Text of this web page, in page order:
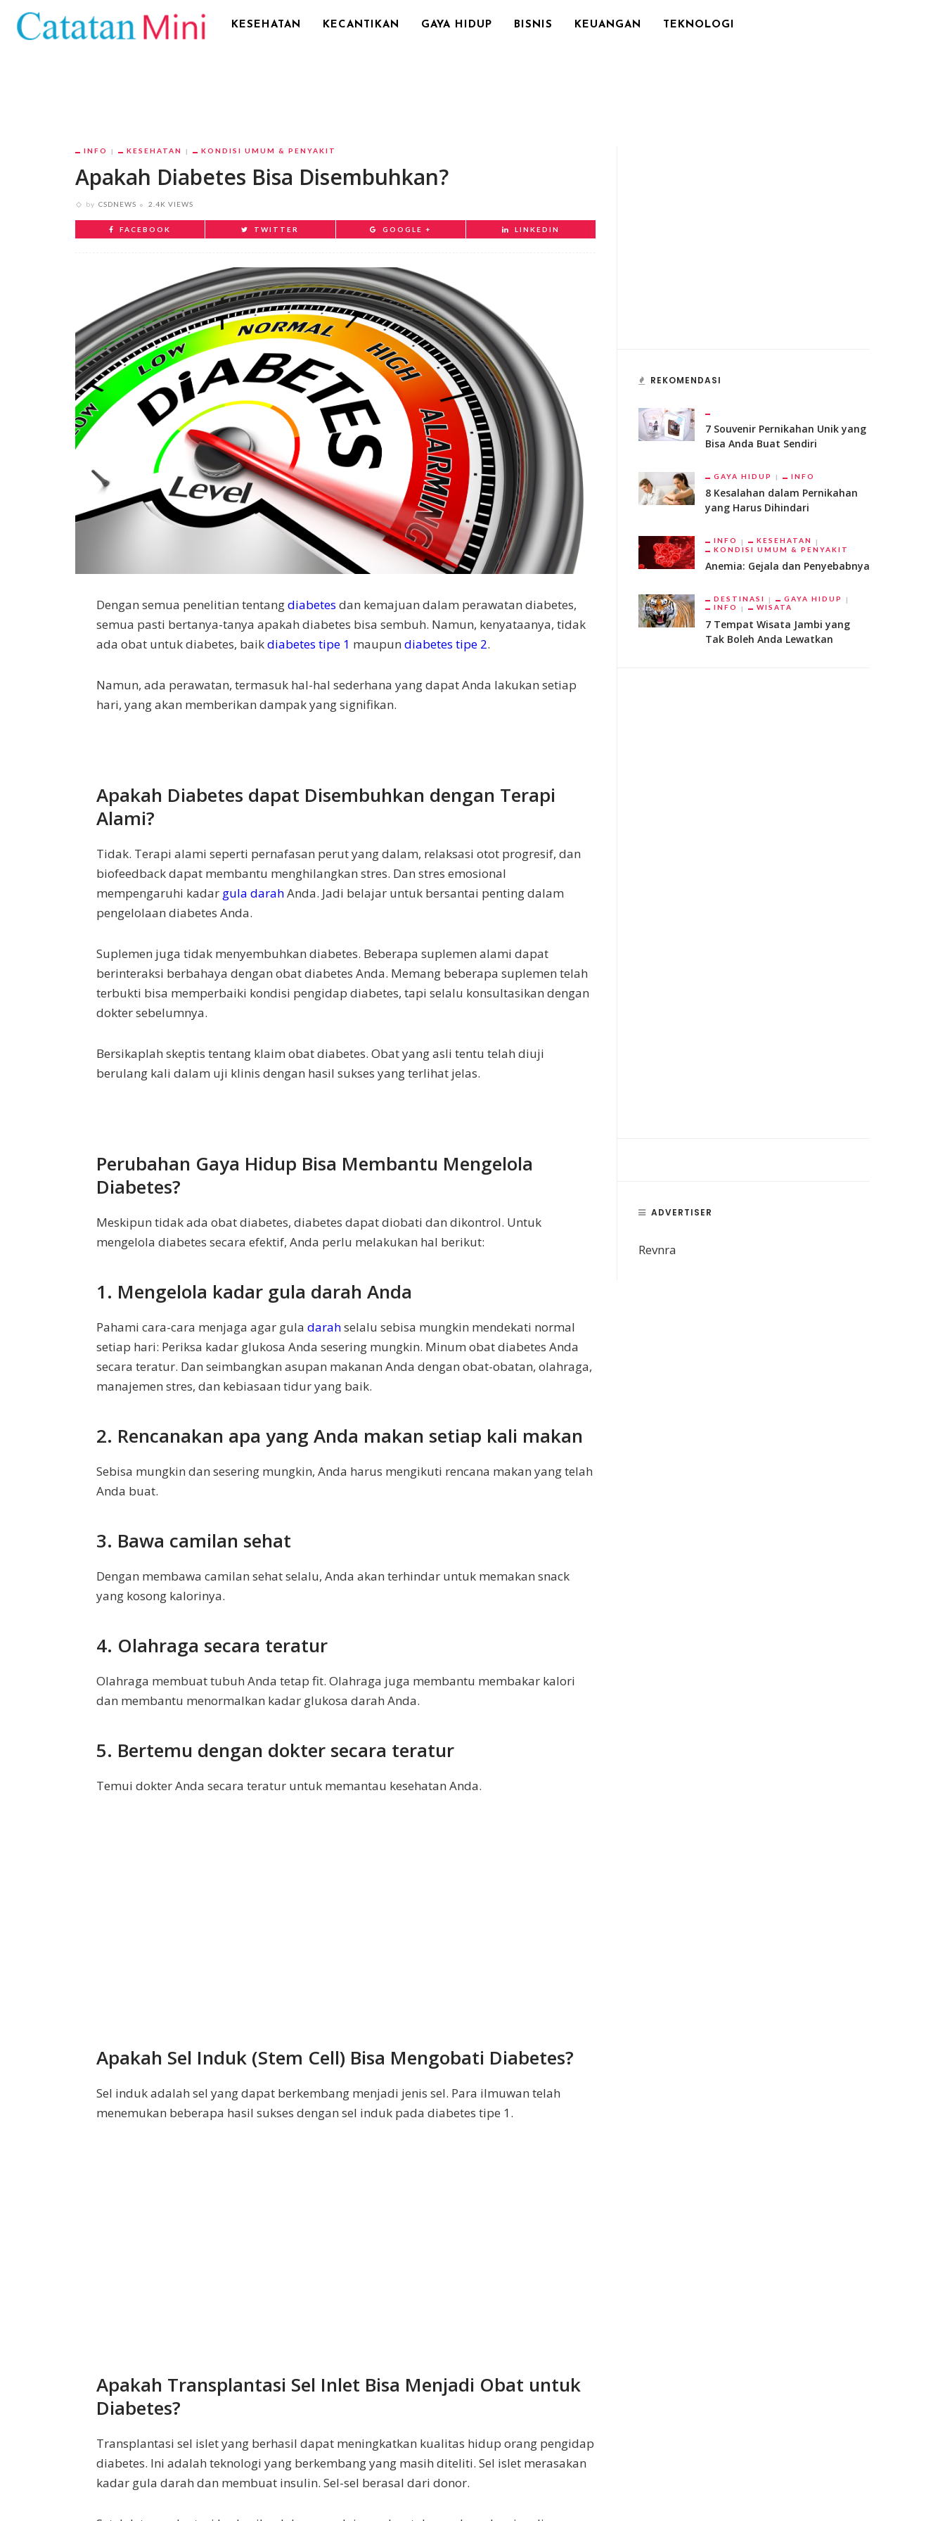
KESEHATAN KECANTIKAN GAYA HIDUP BISNIS KEUANGAN TEKNOLOGI
INFO KESEHATAN KONDISI UMUM & PENYAKIT
Apakah Diabetes Bisa Disembuhkan?
by CSDNEWS 2.4K VIEWS
FACEBOOK TWITTER GOOGLE + LINKEDIN
Dengan semua penelitian tentangdiabetes dan kemajuan dalam perawatan diabetes,
semua pasti bertanya-tanya apakah diabetes bisa sembuh. Namun, kenyataanya, tidak
ada obat untuk diabetes, baikdiabetes tipe 1 maupun diabetes tipe 2.
Namun, ada perawatan, termasuk hal-hal sederhana yang dapat Anda lakukan setiap
hari, yang akan memberikan dampak yang signifikan.
Apakah Diabetes dapat Disembuhkan dengan Terapi
Alami?
Tidak. Terapi alami seperti pernafasan perut yang dalam, relaksasi otot progresif, dan
biofeedback dapat membantu menghilangkan stres. Dan stres emosional
mempengaruhi kadar gula darahAnda. Jadi belajar untuk bersantai penting dalam
pengelolaan diabetes Anda.
Suplemen juga tidak menyembuhkan diabetes. Beberapa suplemen alami dapat
berinteraksi berbahaya dengan obat diabetes Anda. Memang beberapa suplemen telah
terbukti bisa memperbaiki kondisi pengidap diabetes, tapi selalu konsultasikan dengan
dokter sebelumnya.
Bersikaplah skeptis tentang klaim obat diabetes. Obat yang asli tentu telah diuji
berulang kali dalam uji klinis dengan hasil sukses yang terlihat jelas.
Perubahan Gaya Hidup Bisa Membantu Mengelola
Diabetes?
Meskipun tidak ada obat diabetes, diabetes dapat diobati dan dikontrol. Untuk
mengelola diabetes secara efektif, Anda perlu melakukan hal berikut:
1. Mengelola kadar gula darah Anda
Pahami cara-cara menjaga agar gula darahselalu sebisa mungkin mendekati normal
setiap hari: Periksa kadar glukosa Anda sesering mungkin. Minum obat diabetes Anda
secara teratur. Dan seimbangkan asupan makanan Anda dengan obat-obatan, olahraga,
manajemen stres, dan kebiasaan tidur yang baik.
2. Rencanakan apa yang Anda makan setiap kali makan
Sebisa mungkin dan sesering mungkin, Anda harus mengikuti rencana makan yang telah
Anda buat.
3. Bawa camilan sehat
Dengan membawa camilan sehat selalu, Anda akan terhindar untuk memakan snack
yang kosong kalorinya.
4. Olahraga secara teratur
Olahraga membuat tubuh Anda tetap fit. Olahraga juga membantu membakar kalori
dan membantu menormalkan kadar glukosa darah Anda.
5. Bertemu dengan dokter secara teratur
Temui dokter Anda secara teratur untuk memantau kesehatan Anda.
Apakah Sel Induk (Stem Cell) Bisa Mengobati Diabetes?
Sel induk adalah sel yang dapat berkembang menjadi jenis sel. Para ilmuwan telah
menemukan beberapa hasil sukses dengan sel induk pada diabetes tipe 1.
Apakah Transplantasi Sel Inlet Bisa Menjadi Obat untuk
Diabetes?
Transplantasi sel islet yang berhasil dapat meningkatkan kualitas hidup orang pengidap
diabetes. Ini adalah teknologi yang berkembang yang masih diteliti. Sel islet merasakan
kadar gula darah dan membuat insulin. Sel-sel berasal dari donor.
REKOMENDASI
7 Souvenir Pernikahan Unik yang
Bisa Anda Buat Sendiri
GAYA HIDUP INFO
8 Kesalahan dalam Pernikahan
yang Harus Dihindari
INFO
KESEHATAN
KONDISI UMUM & PENYAKIT
Anemia: Gejala dan Penyebabnya
DESTINASI
GAYA HIDUP
INFO
WISATA
7 Tempat Wisata Jambi yang
Tak Boleh Anda Lewatkan
ADVERTISER
Revnra